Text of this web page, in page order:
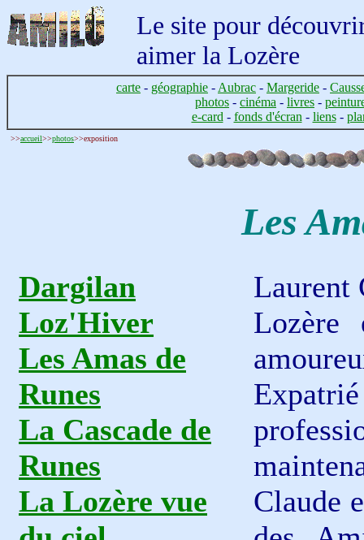
Le site pour
aimer la Lozère
carte - géographie - Aubrac - Margeride -
photos - cinéma - livres -
e-card - fonds d'écran - liens-
>>accueil>>photos>>exposition
Les
Dargilan
Loz'Hiver
Les Amas de
Runes
La Cascade de
Runes
La Lozère vue
Laurent
Lozère
Claude